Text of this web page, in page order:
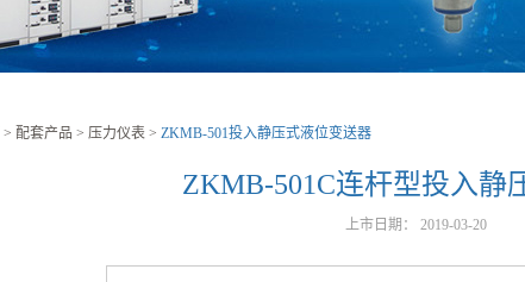
> 配套产品 > 压力仪表 > ZKMB-501投入静压式液位变送器
ZKMB-501C连杆型投入静
上市日期： 2019-03-20